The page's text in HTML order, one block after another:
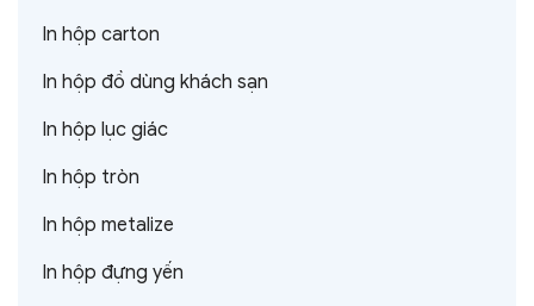
In hộp carton
In hộp đồ dùng khách sạn
In hộp lục giác
In hộp tròn
In hộp metalize
In hộp đựng yến